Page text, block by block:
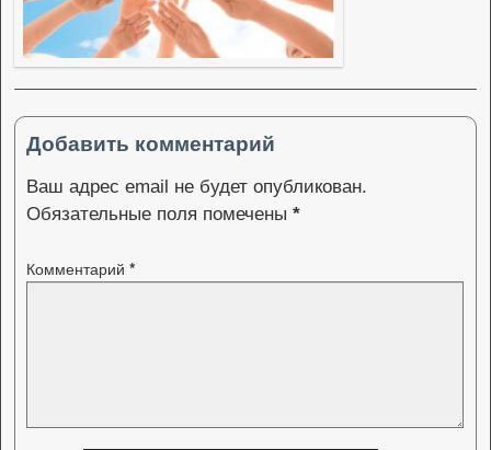
Добавить комментарий
Ваш адрес email не будет опубликован.
Обязательные поля помечены *
Комментарий *